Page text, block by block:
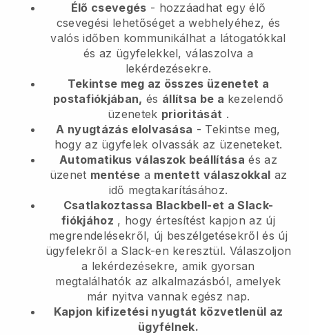
Élő csevegés - hozzáadhat egy élő
csevegési lehetőséget a webhelyéhez, és
valós időben kommunikálhat a látogatókkal
és az ügyfelekkel, válaszolva a
lekérdezésekre.
Tekintse meg az összes üzenetet a
postafiókjában, és állítsa be a kezelendő
üzenetek prioritását .
A nyugtázás elolvasása - Tekintse meg,
hogy az ügyfelek olvassák az üzeneteket.
Automatikus válaszok beállítása és az
üzenet mentése a mentett válaszokkal az
idő megtakarításához.
Csatlakoztassa Blackbell-et a Slack-
fiókjához , hogy értesítést kapjon az új
megrendelésekről, új beszélgetésekről és új
ügyfelekről a Slack-en keresztül. Válaszoljon
a lekérdezésekre, amik gyorsan
megtalálhatók az alkalmazásból, amelyek
már nyitva vannak egész nap.
Kapjon kifizetési nyugtát közvetlenül az
ügyfélnek.